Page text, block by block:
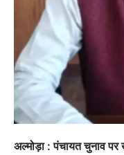
अल्मोड़ा : पंचायत चुनाव पर
ने